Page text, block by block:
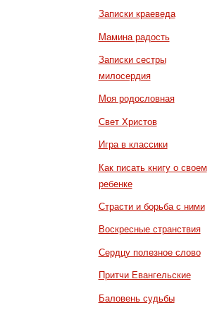
Записки краеведа
Мамина радость
Записки сестры
милосердия
Моя родословная
Свет Христов
Игра в классики
Как писать книгу о своем
ребенке
Страсти и борьба с ними
Воскресные странствия
Сердцу полезное слово
Притчи Евангельские
Баловень судьбы